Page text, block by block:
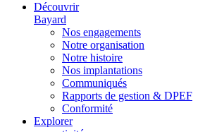
Découvrir
Bayard
Nos engagements
Notre organisation
Notre histoire
Nos implantations
Communiqués
Rapports de gestion & DPEF
Conformité
Explorer